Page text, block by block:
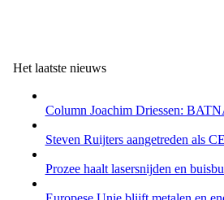
Het laatste nieuws
Column Joachim Driessen:
Steven Ruijters aangetreden als
Prozee haalt lasersnijden en